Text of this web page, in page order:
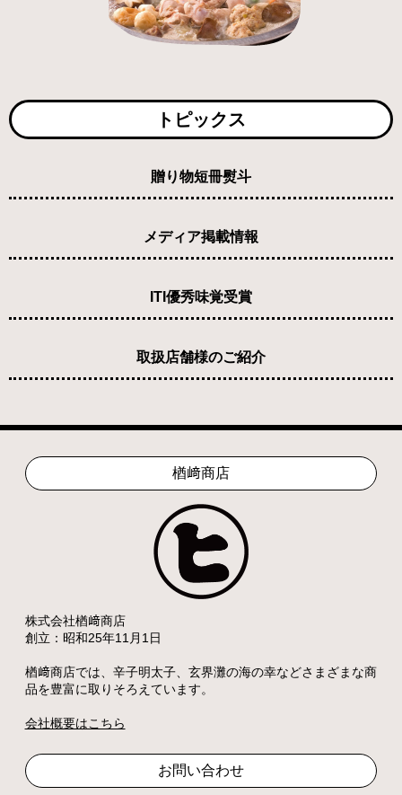
トピックス
贈り物短冊熨斗
メディア掲載情報
ITI優秀味覚受賞
取扱店舗様のご紹介
楢﨑商店
株式会社楢﨑商店
創立：昭和25年11月1日
楢﨑商店では、辛子明太子、玄界灘の海の幸などさまざまな商
品を豊富に取りそろえています。
会社概要はこちら
お問い合わせ